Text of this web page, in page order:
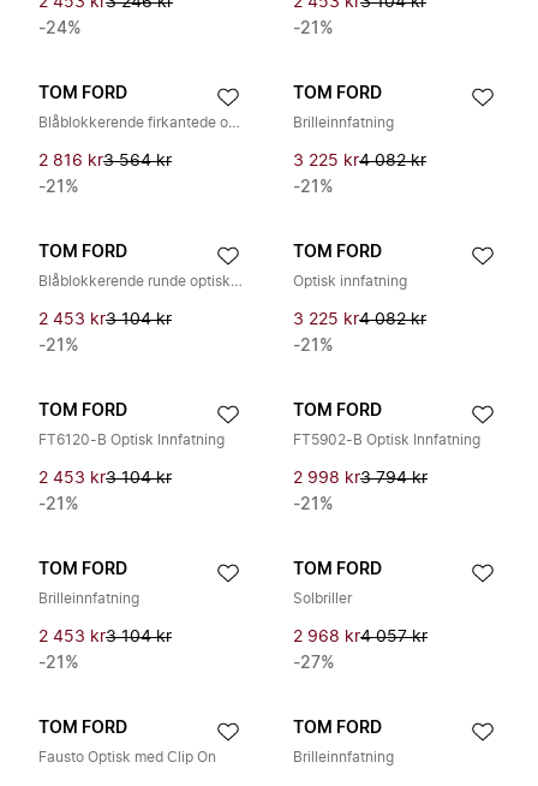
-24%
-21%
TOM FORD
Blåblokkerende firkantede optiske briller
2 816 kr3 564 kr
-21%
TOM FORD
Brilleinnfatning
3 225 kr4 082 kr
-21%
TOM FORD
Blåblokkerende runde optiske briller
2 453 kr3 104 kr
-21%
TOM FORD
Optisk innfatning
3 225 kr4 082 kr
-21%
TOM FORD
FT6120-B Optisk Innfatning
2 453 kr3 104 kr
-21%
TOM FORD
FT5902-B Optisk Innfatning
2 998 kr3 794 kr
-21%
TOM FORD
Brilleinnfatning
2 453 kr3 104 kr
-21%
TOM FORD
Solbriller
2 968 kr4 057 kr
-27%
TOM FORD
Fausto Optisk med Clip On
TOM FORD
Brilleinnfatning